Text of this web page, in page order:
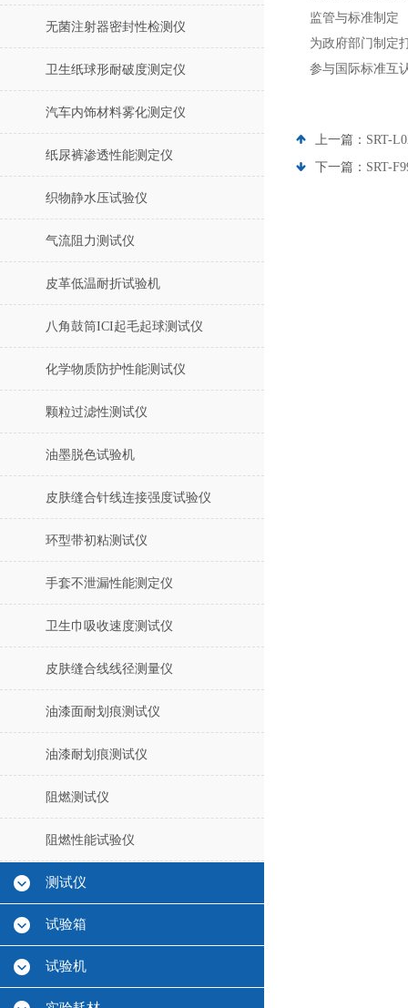
无菌注射器密封性检测仪
卫生纸球形耐破度测定仪
汽车内饰材料雾化测定仪
纸尿裤渗透性能测定仪
织物静水压试验仪
气流阻力测试仪
皮革低温耐折试验机
八角鼓筒ICI起毛起球测试仪
化学物质防护性能测试仪
颗粒过滤性测试仪
油墨脱色试验机
皮肤缝合针线连接强度试验仪
环型带初粘测试仪
手套不泄漏性能测定仪
卫生巾吸收速度测试仪
皮肤缝合线线径测量仪
油漆面耐划痕测试仪
油漆耐划痕测试仪
阻燃测试仪
阻燃性能试验仪
测试仪
试验箱
试验机
监管与标准制定
为政府部门制定
参与国际标准互
上一篇： SRT-
下一篇： SRT-